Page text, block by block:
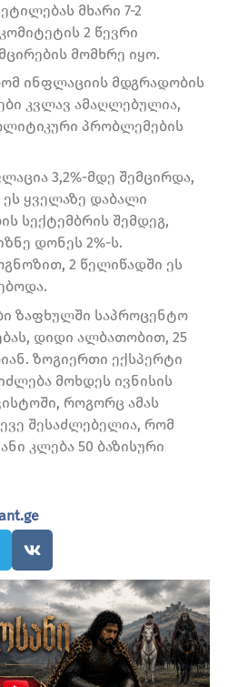
მხარი 7-2
2 წევრი
მომხრე იყო.
ინფლაციის მდგრადობის
კვლავ ამაღლებულია,
პრობლემების
3,2%-მდე შემცირდა,
ეს ყველაზე დაბალი
სექტემბრის შემდეგ,
დონეს 2%-ს.
2 წელიწადში ეს
ზაფხულში საპროცენტო
დიდი ალბათობით, 25
ზოგიერთი ექსპერტი
მოხდეს ივნისის
როგორც ამას
შესაძლებელია, რომ
კლება 50 ბაზისური